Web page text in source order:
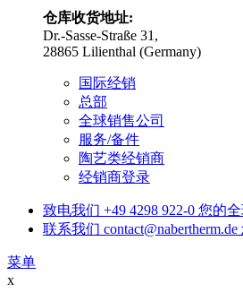
仓库收货地址:
Dr.-Sasse-Straße 31,
28865 Lilienthal (Germany)
国际经销
总部
全球销售公司
服务/备件
陶艺类经销商
经销商登录
致电我们 +49 4298 922-0 您的
联系我们 contact@nabertherm.de
菜单
x